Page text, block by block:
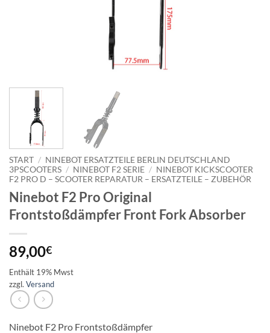
START / NINEBOT ERSATZTEILE BERLIN DEUTSCHLAND
3PSCOOTERS / NINEBOT F2 SERIE / NINEBOT KICKSCOOTER
F2 PRO D – SCOOTER REPARATUR – ERSATZTEILE – ZUBEHÖR
Ninebot F2 Pro Original
Frontstoßdämpfer Front Fork Absorber
89,00€
Enthält 19% Mwst
zzgl. Versand
Ninebot F2 Pro Frontstoßdämpfer